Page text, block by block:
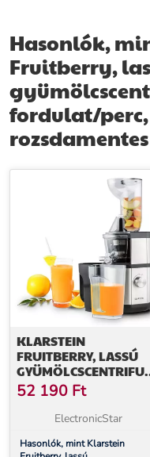
Hasonlók,
Fruitberry,
fordulat/perc,
KLARSTEIN
FRUITBERRY, LASSÚ
400 W, 60
FORDULAT/PERC, Ø 8,5
CM TÖLTŐCSŐ,
52 190 Ft
ElectronicStar
Hasonlók, mint Klarstein